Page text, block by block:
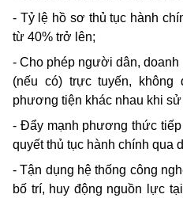
- Tỷ lệ hồ sơ thủ tục hành
từ 40% trở lên;
- Cho phép người dân,
(nếu có) trực tuyến, không
phương tiện khác nhau khi
- Đẩy mạnh phương thức
quyết thủ tục hành chính qua
- Tận dụng hệ thống công
bố trí, huy động nguồn lực